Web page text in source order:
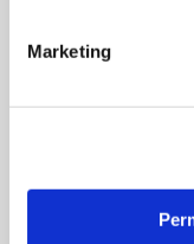
Marketing